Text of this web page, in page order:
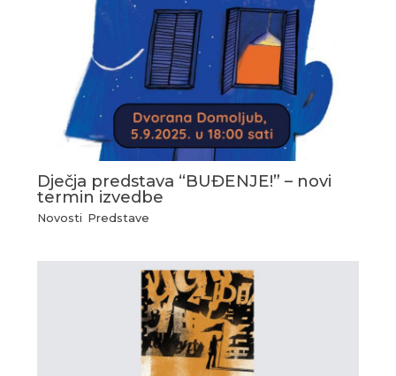
Dječja predstava “BUĐENJE!” – novi
termin izvedbe
Novosti Predstave